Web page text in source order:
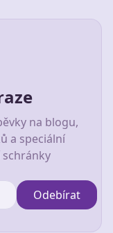
na blogu,
a speciální
Odebírat